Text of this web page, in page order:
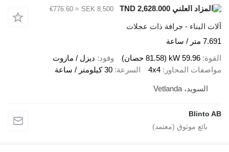
SEK 8,500
≈ €776.60
آلات البناء - جرافة ذات عجلات
7.691 متر / ساعة
القوة 59.96 kW (81.58 حصان) وقود ديزل / مازوت
مواصفات المحاور
4x4 السرعة 30 كيلومتر / ساعة
السويد، Vetlanda
Blinto AB